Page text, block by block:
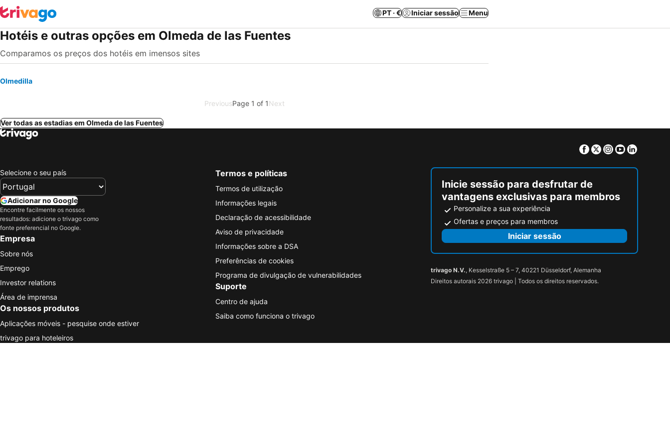
PT · € Iniciar sessão Menu
Hotéis e outras opções em Olmeda de las Fuentes
Comparamos os preços dos hotéis em imensos sites
Olmedilla
PreviousPage 1 of 1Next
Ver todas as estadias em Olmeda de las Fuentes
Facebook
TwitterInstagram
Youtube
Selecione o seu país
Adicionar no Google
Encontre facilmente os nossos
resultados: adicione o trivago como
fonte preferencial no Google.
Empresa
Sobre nós
Emprego
Investor relations
Área de imprensa
Os nossos produtos
Aplicações móveis - pesquise onde estiver
trivago para hoteleiros
Termos e políticas
Termos de utilização
Informações legais
Declaração de acessibilidade
Aviso de privacidade
Informações sobre a DSA
Preferências de cookies
Programa de divulgação de vulnerabilidades
Suporte
Centro de ajuda
Saiba como funciona o trivago
Inicie sessão para desfrutar de
vantagens exclusivas para membros
Personalize a sua experiência
Ofertas e preços para membros
Iniciar sessão
trivago N.V., Kesselstraße 5 – 7, 40221 Düsseldorf, Alemanha
Direitos autorais 2026 trivago | Todos os direitos reservados.